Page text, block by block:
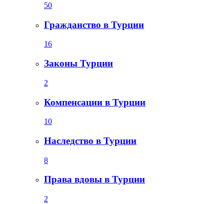
50
Гражданство в Турции
16
Законы Турции
2
Компенсации в Турции
10
Наследство в Турции
8
Права вдовы в Турции
2